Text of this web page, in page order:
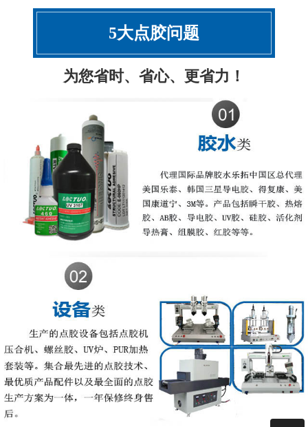
5大点胶问题
为您省时、省心、更省力！